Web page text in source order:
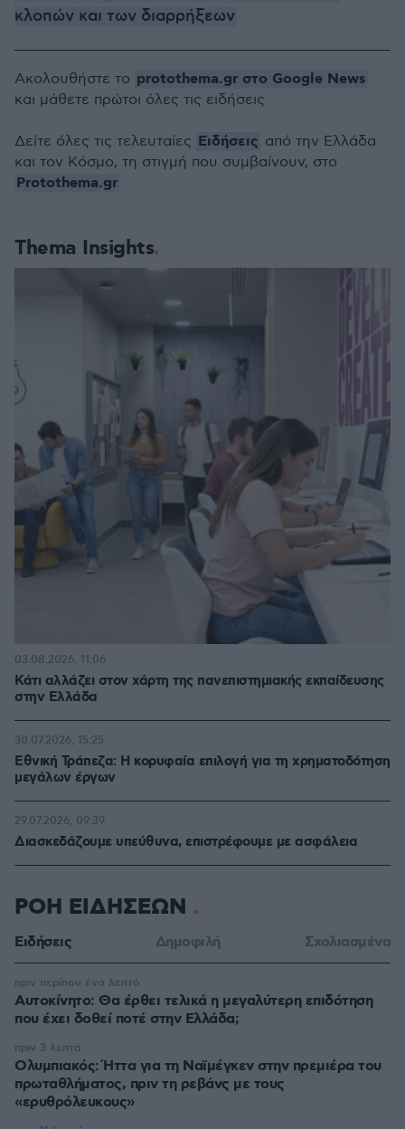
κλοπών και των διαρρήξεων
Thema Insights
Κάτι αλλάζει στον χάρτη της πανεπιστημιακής εκπαίδευσης
στην Ελλάδα
03.08.2026, 11:06
Εθνική Τράπεζα: Η κορυφαία επιλογή για τη χρηματοδότηση
μεγάλων έργων
30.07.2026, 15:25
Διασκεδάζουμε υπεύθυνα, επιστρέφουμε με ασφάλεια
29.07.2026, 09:39
Ακολουθήστε το protothema.gr στο Google News
και μάθετε πρώτοι όλες τις ειδήσεις
Δείτε όλες τις τελευταίες Ειδήσεις από την Ελλάδα
και τον Κόσμο, τη στιγμή που συμβαίνουν, στο
Protothema.gr
ΡΟΗ ΕΙΔΗΣΕΩΝ
Ειδήσεις Δημοφιλή Σχολιασμένα
Αυτοκίνητο: Θα έρθει τελικά η μεγαλύτερη επιδότηση
που έχει δοθεί ποτέ στην Ελλάδα;
πριν περίπου ένα λεπτό
Ολυμπιακός: Ήττα για τη Ναϊμέγκεν στην πρεμιέρα του
πρωταθλήματος, πριν τη ρεβάνς με τους
«ερυθρόλευκους»
πριν 3 λεπτά